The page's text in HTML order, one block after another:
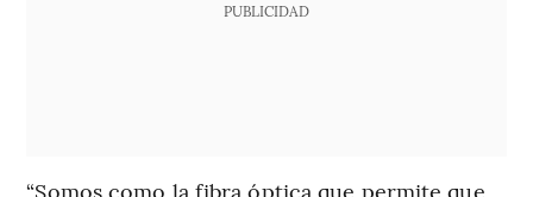
PUBLICIDAD
“Somos como la fibra óptica que permite que